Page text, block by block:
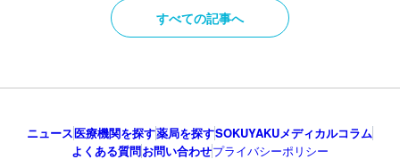
すべての記事へ
ニュース医療機関を探す薬局を探すSOKUYAKUメディカルコラム
よくある質問お問い合わせプライバシーポリシー